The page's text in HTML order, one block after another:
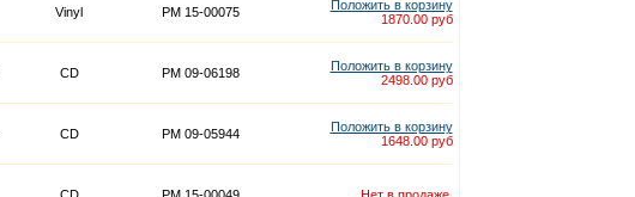
Vinyl PM 15-00075
Положить в корзину
1870.00 руб
CD PM 09-06198
Положить в корзину
2498.00 руб
CD PM 09-05944
Положить в корзину
1648.00 руб